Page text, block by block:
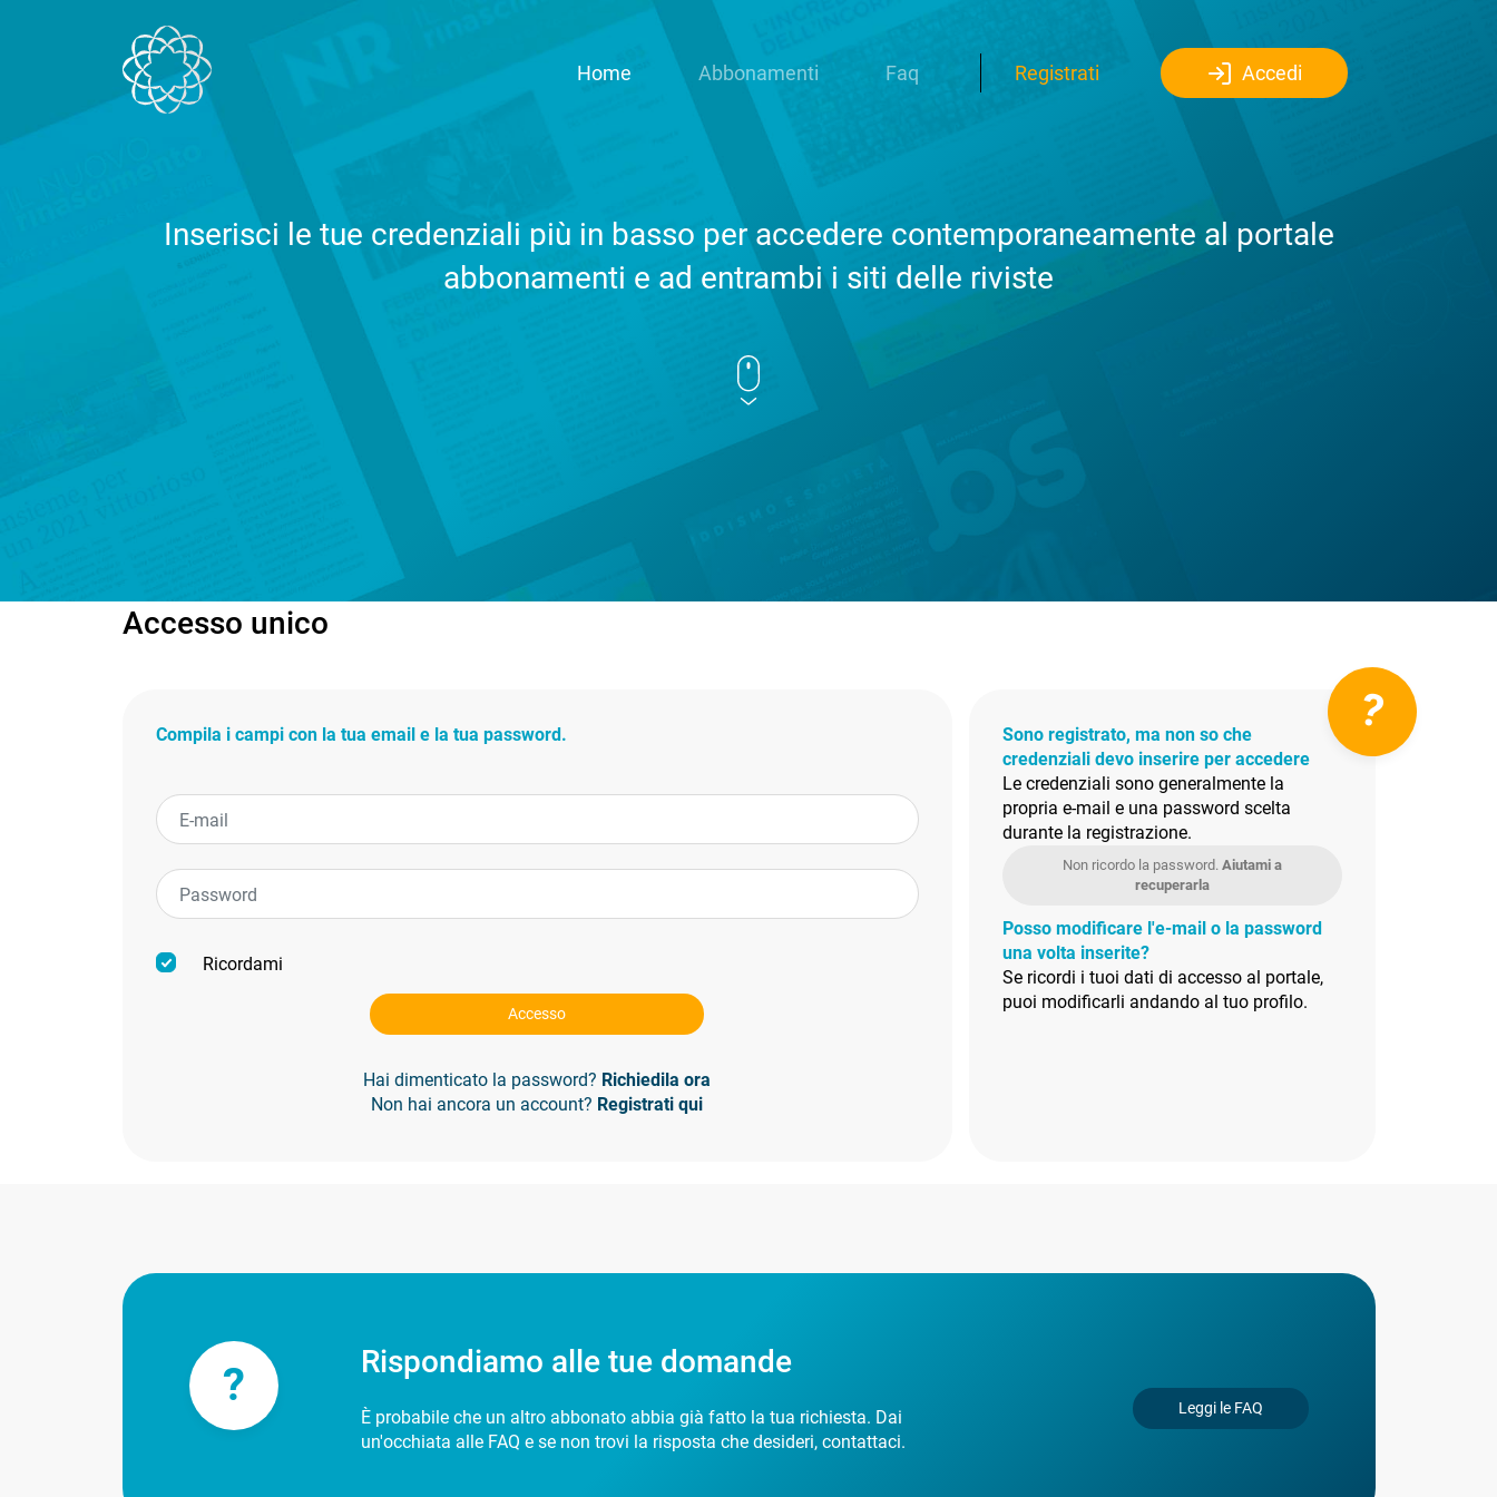
Home Abbonamenti Faq Registrati Accedi
Inserisci le tue credenziali più in basso per accedere contemporaneamente al portale
abbonamenti e ad entrambi i siti delle riviste
Accesso unico
Compila i campi con la tua email e la tua password.
Ricordami
Accesso
Hai dimenticato la password? Richiedila ora
Non hai ancora un account? Registrati qui
?
Sono registrato, ma non so che
credenziali devo inserire per accedere
Le credenziali sono generalmente la
propria e-mail e una password scelta
durante la registrazione.
Non ricordo la password. Aiutami a
recuperarla
Posso modificare l'e-mail o la password
una volta inserite?
Se ricordi i tuoi dati di accesso al portale,
puoi modificarli andando al tuo profilo.
? Rispondiamo alle tue domande
È probabile che un altro abbonato abbia già fatto la tua richiesta. Dai
un'occhiata alle FAQ e se non trovi la risposta che desideri, contattaci.
Leggi le FAQ